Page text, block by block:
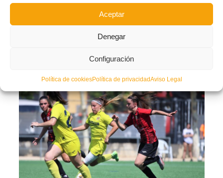
Aceptar
Denegar
Configuración
Política de cookiesPolítica de privacidadAviso Legal
, en un lejano golpe franco escorado a la derecha, pudo
ampliar el marcador pero el balón golpeó en la parte superior del larguero.